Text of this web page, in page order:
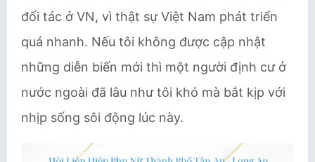
đối tác ở VN, vì thật sự Việt Nam phát triển
quá nhanh. Nếu tôi không được cập nhật
những diễn biến mới thì một người định cư ở
nước ngoài đã lâu như tôi khó mà bắt kịp với
nhịp sống sôi động lúc này.